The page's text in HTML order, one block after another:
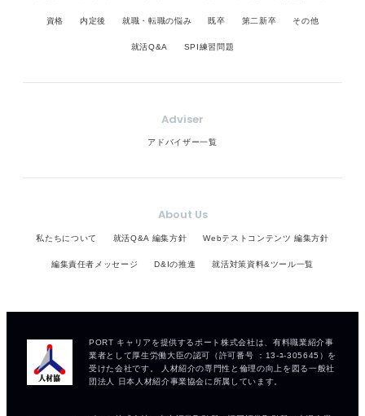
資格 内定後 就職・転職の悩み 既卒 第二新卒 その他
就活Q&A SPI練習問題
Adviser
アドバイザー一覧
About Us
私たちについて 就活Q&A 編集方針 Webテストコンテンツ 編集方針
編集責任者メッセージ D&Iの推進 就活対策資料&ツール一覧